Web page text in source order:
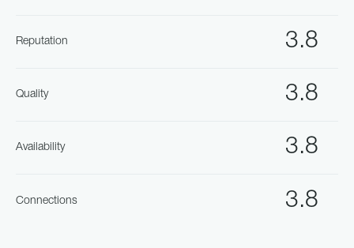
3.8
Reputation
3.8
Quality
3.8
Availability
3.8
Connections